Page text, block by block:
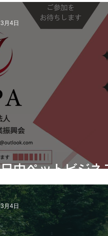
日中ペットビジネ
3月4日
3月4日